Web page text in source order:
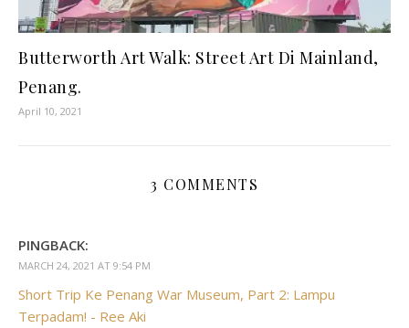
Butterworth Art Walk: Street Art Di Mainland,
Penang.
April 10, 2021
3 COMMENTS
PINGBACK:
MARCH 24, 2021 AT 9:54 PM
Short Trip Ke Penang War Museum, Part 2: Lampu
Terpadam! - Ree Aki